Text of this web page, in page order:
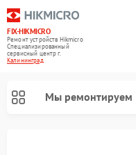
FIX-HIKMICRO
Ремонт устройств Hikmicro
Специализированный
cервисный центр г.
Калининград
Мы ремонтируем